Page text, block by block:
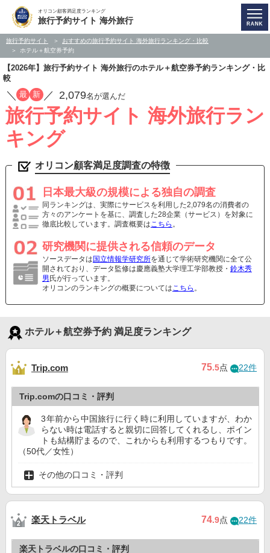
オリコン顧客満足度ランキング
旅行予約サイト 海外旅行
旅行予約サイト
おすすめの旅行予約サイト 海外旅行ランキング・比較
ホテル＋航空券予約
【2026年】旅行予約サイト 海外旅行のホテル＋航空券予約ランキング・比
較
／ 最 新 ／ 2,079名が選んだ
旅行予約サイト 海外旅行ラン
キング
オリコン顧客満足度調査の特徴
日本最大級の規模による独自の調査
同ランキングは、実際にサービスを利用した2,079名の消費者の
方々のアンケートを基に、調査した28企業（サービス）を対象に
徹底比較しています。調査概要はこちら 。
研究機関に提供される信頼のデータ
ソースデータは 国立情報学研究所を通じて学術研究機関に全て公
開されており、データ監修は慶應義塾大学理工学部教授・ 鈴木秀
男 氏が行っています。
オリコンのランキングの概要についてはこちら 。
ホテル＋航空券予約 満足度ランキング
Trip.com 75.5点 22件
Trip.comの口コミ・評判
3年前から中国旅行に行く時に利用していますが、わか
らない時は電話すると親切に回答してくれるし、ポイン
トも結構貯まるので、これからも利用するつもりです。
（50代／女性）
その他の口コミ・評判
楽天トラベル 74.9点 22件
楽天トラベルの口コミ・評判